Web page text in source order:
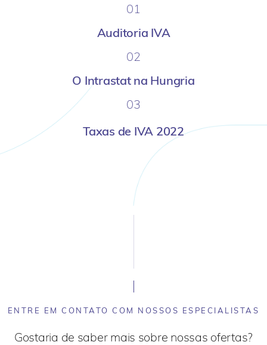
01
Auditoria IVA
02
O Intrastat na Hungria
03
Taxas de IVA 2022
ENTRE EM CONTATO COM NOSSOS ESPECIALISTAS
Gostaria de saber mais sobre nossas ofertas?